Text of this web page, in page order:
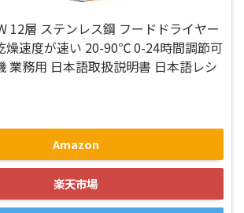
12層 ステンレス鋼 フードドライヤー
燥速度が速い 20-90℃ 0-24時間調節可
業務用 日本語取扱説明書 日本語レシ
Amazon
楽天市場